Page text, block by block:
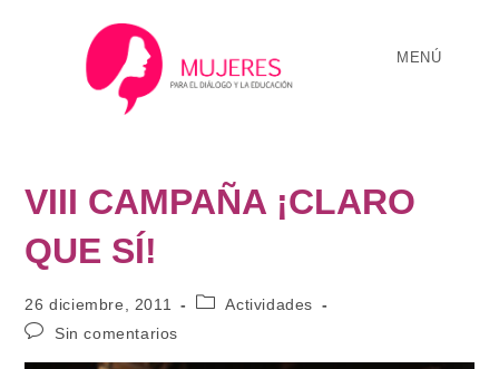
MENÚ
VIII CAMPAÑA ¡CLARO
QUE SÍ!
26 diciembre, 2011
Actividades
Sin comentarios